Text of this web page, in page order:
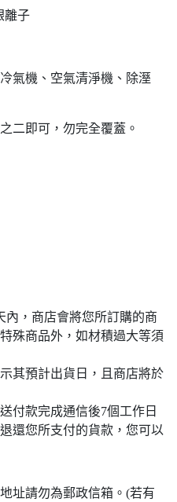
離子
氣機、空氣清淨機、除溼
二即可，勿完全覆蓋。
內，商店會將您所訂購的商
殊商品外，如材積過大等須
其預計出貨日，且商店將於
付款完成通信後7個工作日
還您所支付的貨款，您可以
址請勿為郵政信箱。(若有